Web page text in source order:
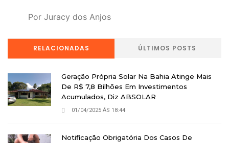
Por Juracy dos Anjos
RELACIONADAS ÚLTIMOS POSTS
Geração Própria Solar Na Bahia Atinge Mais
De R$ 7,8 Bilhões Em Investimentos
Acumulados, Diz ABSOLAR
01/04/2025 ÁS 18:44
Notificação Obrigatória Dos Casos De